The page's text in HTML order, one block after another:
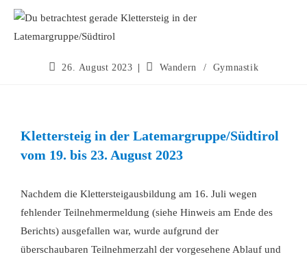
26. August 2023 Wandern / Gymnastik
Klettersteig in der Latemargruppe/Südtirol
vom 19. bis 23. August 2023
Nachdem die Klettersteigausbildung am 16. Juli wegen
fehlender Teilnehmermeldung (siehe Hinweis am Ende des
Berichts) ausgefallen war, wurde aufgrund der
überschaubaren Teilnehmerzahl der vorgesehene Ablauf und